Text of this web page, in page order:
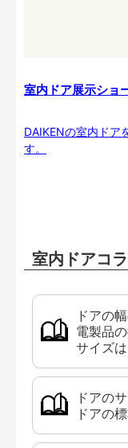
室内ドア展示ショ
DAIKENの室内ドア
す。
室内ドアコラ
ドアの
電製品
サイズは
ドアの
ドアの